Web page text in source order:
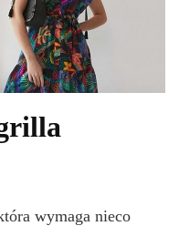
wymaga nieco